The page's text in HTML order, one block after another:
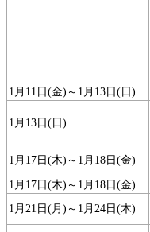
1月11日(金)～1月13日(日)
1月13日(日)
1月17日(木)～1月18日(金)
1月17日(木)～1月18日(金)
1月21日(月)～1月24日(木)